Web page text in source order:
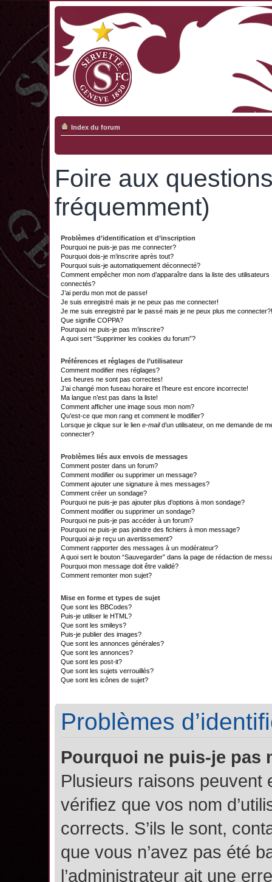
Index du forum
Foire aux
fréquemment)
Problèmes d’identification et d’inscription
Pourquoi ne puis-je pas me connecter?
Pourquoi dois-je m’inscrire après tout?
Pourquoi suis-je automatiquement déconnecté?
Comment empêcher mon nom d’apparaître dans la liste des utilisateurs
connectés?
J’ai perdu mon mot de passe!
Je suis enregistré mais je ne peux pas me connecter!
Je me suis enregistré par le passé mais je ne peux plus me connecter?!
Que signifie COPPA?
Pourquoi ne puis-je pas m’inscrire?
A quoi sert “Supprimer les cookies du forum”?
Préférences et réglages de l’utilisateur
Comment modifier mes réglages?
Les heures ne sont pas correctes!
J’ai changé mon fuseau horaire et l’heure est encore incorrecte!
Ma langue n’est pas dans la liste!
Comment afficher une image sous mon nom?
Qu’est-ce que mon rang et comment le modifier?
Lorsque je clique sur le lien e-maild’un utilisateur, on me demande de
connecter?
Problèmes liés aux envois de messages
Comment poster dans un forum?
Comment modifier ou supprimer un message?
Comment ajouter une signature à mes messages?
Comment créer un sondage?
Pourquoi ne puis-je pas ajouter plus d’options à mon sondage?
Comment modifier ou supprimer un sondage?
Pourquoi ne puis-je pas accéder à un forum?
Pourquoi ne puis-je pas joindre des fichiers à mon message?
Pourquoi ai-je reçu un avertissement?
Comment rapporter des messages à un modérateur?
A quoi sert le bouton “Sauvegarder” dans la page de rédaction de
Pourquoi mon message doit être validé?
Comment remonter mon sujet?
Mise en forme et types de sujet
Que sont les BBCodes?
Puis-je utiliser le HTML?
Que sont les smileys?
Puis-je publier des images?
Que sont les annonces générales?
Que sont les annonces?
Que sont les post-it?
Que sont les sujets verrouillés?
Que sont les icônes de sujet?
Problèmes
Pourquoi ne puis-je pas
Plusieurs raisons peuvent
vérifiez que vos nom
corrects. S’ils le sont,
que vous n’avez pas été
l’administrateur ait une